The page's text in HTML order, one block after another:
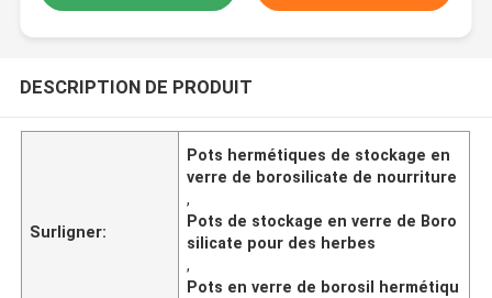
DESCRIPTION DE PRODUIT
Surligner:
Pots hermétiques de stockage en
verre de borosilicate de nourriture
,
Pots de stockage en verre de Boro
silicate pour des herbes
,
Pots en verre de borosil hermétiqu